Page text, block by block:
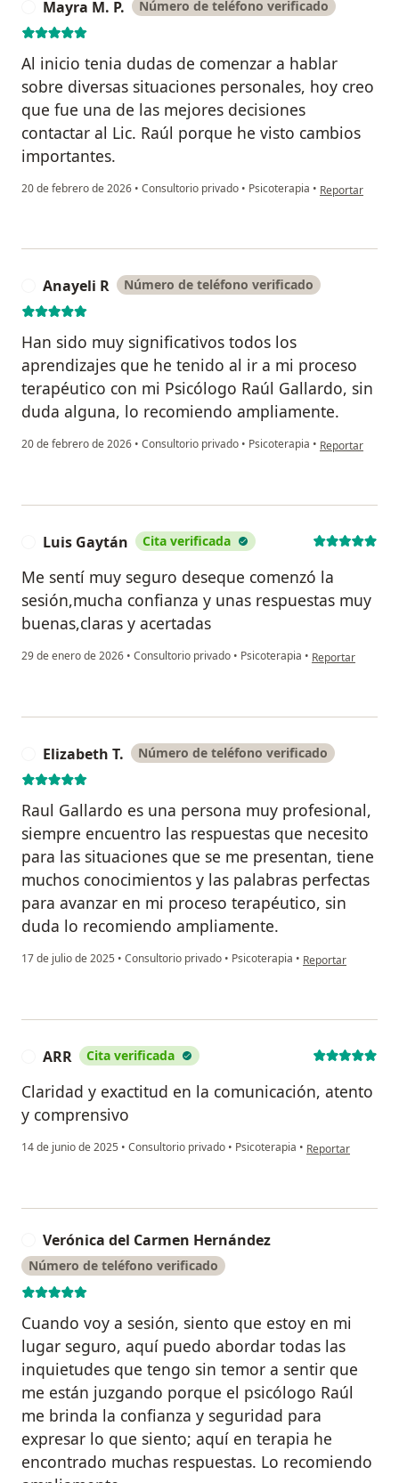
Mayra M. P. Número de teléfono verificado
Al inicio tenia dudas de comenzar a hablar
sobre diversas situaciones personales, hoy creo
que fue una de las mejores decisiones
contactar al Lic. Raúl porque he visto cambios
importantes.
20 de febrero de 2026 • Consultorio privado • Psicoterapia • en opinión del
Reportar
Anayeli R Número de teléfono verificado
Han sido muy significativos todos los
aprendizajes que he tenido al ir a mi proceso
terapéutico con mi Psicólogo Raúl Gallardo, sin
duda alguna, lo recomiendo ampliamente.
20 de febrero de 2026 • Consultorio privado • Psicoterapia • en opinión del
Reportar
Luis Gaytán Cita verificada
Me sentí muy seguro deseque comenzó la
sesión,mucha confianza y unas respuestas muy
buenas,claras y acertadas
29 de enero de 2026 • Consultorio privado • Psicoterapia • en opinión del
Reportar
Elizabeth T. Número de teléfono verificado
Raul Gallardo es una persona muy profesional,
siempre encuentro las respuestas que necesito
para las situaciones que se me presentan, tiene
muchos conocimientos y las palabras perfectas
para avanzar en mi proceso terapéutico, sin
duda lo recomiendo ampliamente.
17 de julio de 2025 • Consultorio privado • Psicoterapia • en opinión del
Reportar
ARR Cita verificada
Claridad y exactitud en la comunicación, atento
y comprensivo
14 de junio de 2025 • Consultorio privado • Psicoterapia • en opinión del
Reportar
Verónica del Carmen Hernández
Número de teléfono verificado
Cuando voy a sesión, siento que estoy en mi
lugar seguro, aquí puedo abordar todas las
inquietudes que tengo sin temor a sentir que
me están juzgando porque el psicólogo Raúl
me brinda la confianza y seguridad para
expresar lo que siento; aquí en terapia he
encontrado muchas respuestas. Lo recomiendo